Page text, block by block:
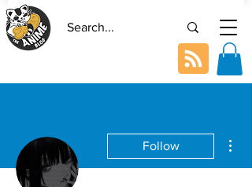
Follow